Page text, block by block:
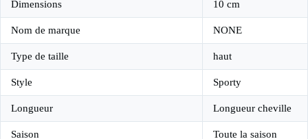
Dimensions 10 cm
Nom de marque NONE
Type de taille haut
Style Sporty
Longueur Longueur cheville
Saison Toute la saison